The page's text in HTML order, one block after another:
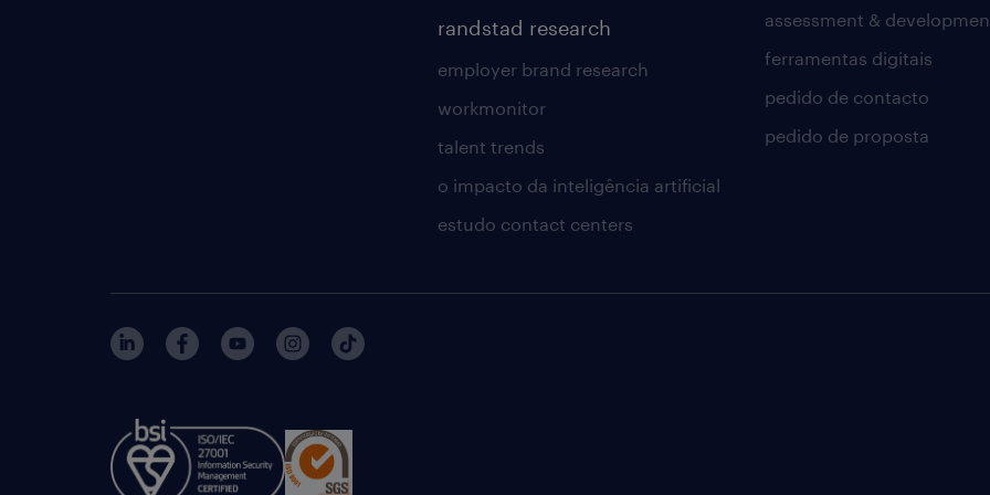
randstad research
employer brand research
workmonitor
talent trends
o impacto da inteligência artificial
estudo contact centers
assessment &
ferramentas digitais
pedido de contacto
pedido de proposta